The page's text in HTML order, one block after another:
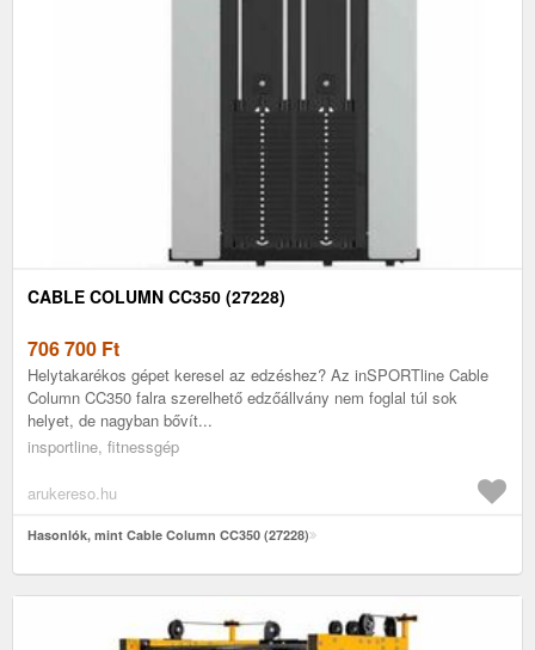
CABLE COLUMN CC350 (27228)
706 700 Ft
Helytakarékos gépet keresel az edzéshez? Az inSPORTline Cable
Column CC350 falra szerelhető edzőállvány nem foglal túl sok
helyet, de nagyban bővít...
insportline, fitnessgép
arukereso.hu
Hasonlók, mint Cable Column CC350 (27228)